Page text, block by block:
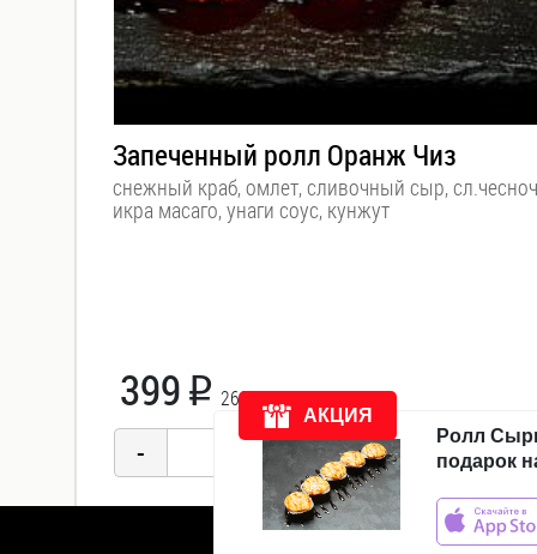
Компания
Доставка
Отзывы
ежедневно:
Запеченный ролл Оранж Чиз
cнежный краб, омлет, сливочный сыр,
икра масаго, унаги соус, кунжут
399 i 260 гр.
АКЦИЯ
Ролл
подарок